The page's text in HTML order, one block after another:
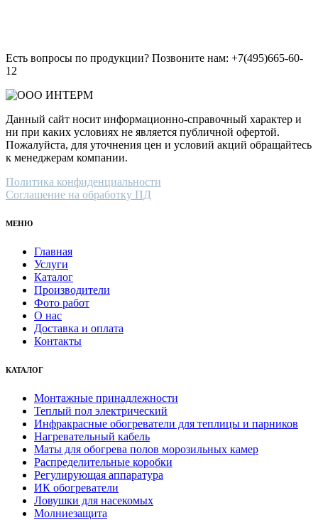
Есть вопросы по продукции? Позвоните нам: +7(495)665-60-
12
Данный сайт носит информационно-справочный характер и
ни при каких условиях не является публичной офертой.
Пожалуйста, для уточнения цен и условий акций обращайтесь
к менеджерам компании.
Политика конфиденциальности
Соглашение на обработку ПД
МЕНЮ
Главная
Услуги
Каталог
Производители
Фото работ
О нас
Доставка и оплата
Контакты
КАТАЛОГ
Монтажные принадлежности
Теплый пол электрический
Инфракрасные обогреватели для теплицы и парников
Нагревательный кабель
Маты для обогрева полов морозильных камер
Распределительные коробки
Регулирующая аппаратура
ИК обогреватели
Ловушки для насекомых
Молниезащита